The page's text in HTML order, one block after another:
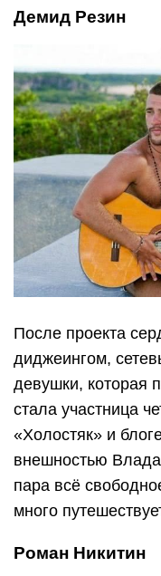
Демид Резин
После проекта
диджеингом,
девушки, которая
стала участница
«Холостяк» и
внешностью
пара всё
много
Роман Никитин